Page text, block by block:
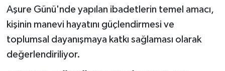
Aşure Günü'nde yapılan ibadetlerin temel amacı,
kişinin manevi hayatını güçlendirmesi ve
toplumsal dayanışmaya katkı sağlaması olarak
değerlendiriliyor.